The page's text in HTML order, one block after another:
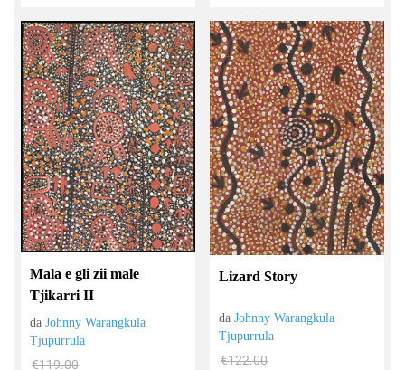
Mala e gli zii male
Tjikarri II
daJohnny Warangkula
Tjupurrula
€119.00
Lizard Story
daJohnny Warangkula
Tjupurrula
€122.00